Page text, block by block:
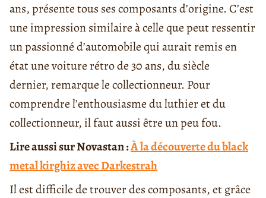
ans, présente tous ses composants d’origine. C’est
une impression similaire à celle que peut ressentir
un passionné d’automobile qui aurait remis en
état une voiture rétro de 30 ans, du siècle
dernier, remarque le collectionneur. Pour
comprendre l’enthousiasme du luthier et du
collectionneur, il faut aussi être un peu fou.
Lire aussi sur Novastan :À la découverte du black
metal kirghiz avec Darkestrah
Il est difficile de trouver des composants, et grâce